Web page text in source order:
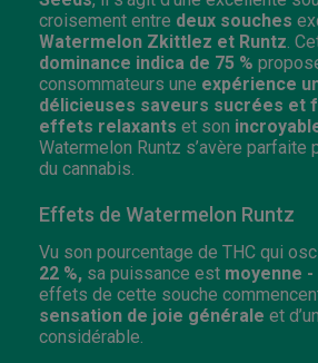
croisement entre deux souches
Watermelon Zkittlez et Runtz .
dominance indica de 75 %
consommateurs une expérience
délicieuses saveurs sucrées et
effets relaxants et son
Watermelon Runtz s’avère parfaite
du cannabis.
Effets de Watermelon Runtz
Vu son pourcentage de THC qui
22 %, sa puissance est moyenne
effets de cette souche
sensation de joie générale et
considérable.